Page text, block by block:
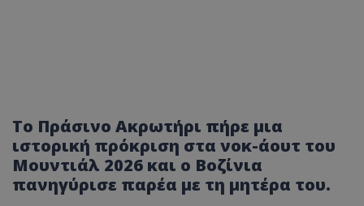
Το Πράσινο Ακρωτήρι πήρε μια
ιστορική πρόκριση στα νοκ-άουτ του
Μουντιάλ 2026 και ο Βοζίνια
πανηγύρισε παρέα με τη μητέρα του.